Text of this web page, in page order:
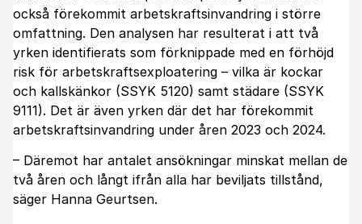
också förekommit arbetskraftsinvandring i större
omfattning. Den analysen har resulterat i att två
yrken identifierats som förknippade med en förhöjd
risk för arbetskraftsexploatering – vilka är kockar
och kallskänkor (SSYK 5120) samt städare (SSYK
9111). Det är även yrken där det har förekommit
arbetskraftsinvandring under åren 2023 och 2024.
– Däremot har antalet ansökningar minskat mellan de
två åren och långt ifrån alla har beviljats tillstånd,
säger Hanna Geurtsen.